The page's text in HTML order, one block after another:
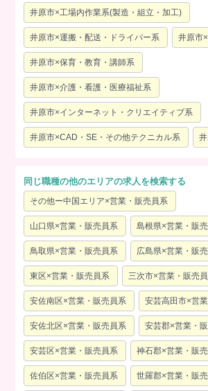
井原市×工場内作業系(製造・組立・加工)
井原市×運搬・配送・ドライバー系 井原市
井原市×保育・教育・講師系
井原市×介護・看護・医療福祉系
井原市×インターネット・クリエイティブ系
井原市×CAD・SE・その他テクニカル系
同じ職種の他のエリアの求人を検索する
その他ー中国エリア×営業・販売員系
山口県×営業・販売員系 島根県×営業・販
鳥取県×営業・販売員系 広島県×営業・販
東区×営業・販売員系 三次市×営業・販売
安佐南区×営業・販売員系 安芸高田市×営
安佐北区×営業・販売員系 安芸郡×営業・
安芸区×営業・販売員系 神石郡×営業・販
佐伯区×営業・販売員系 世羅郡×営業・販